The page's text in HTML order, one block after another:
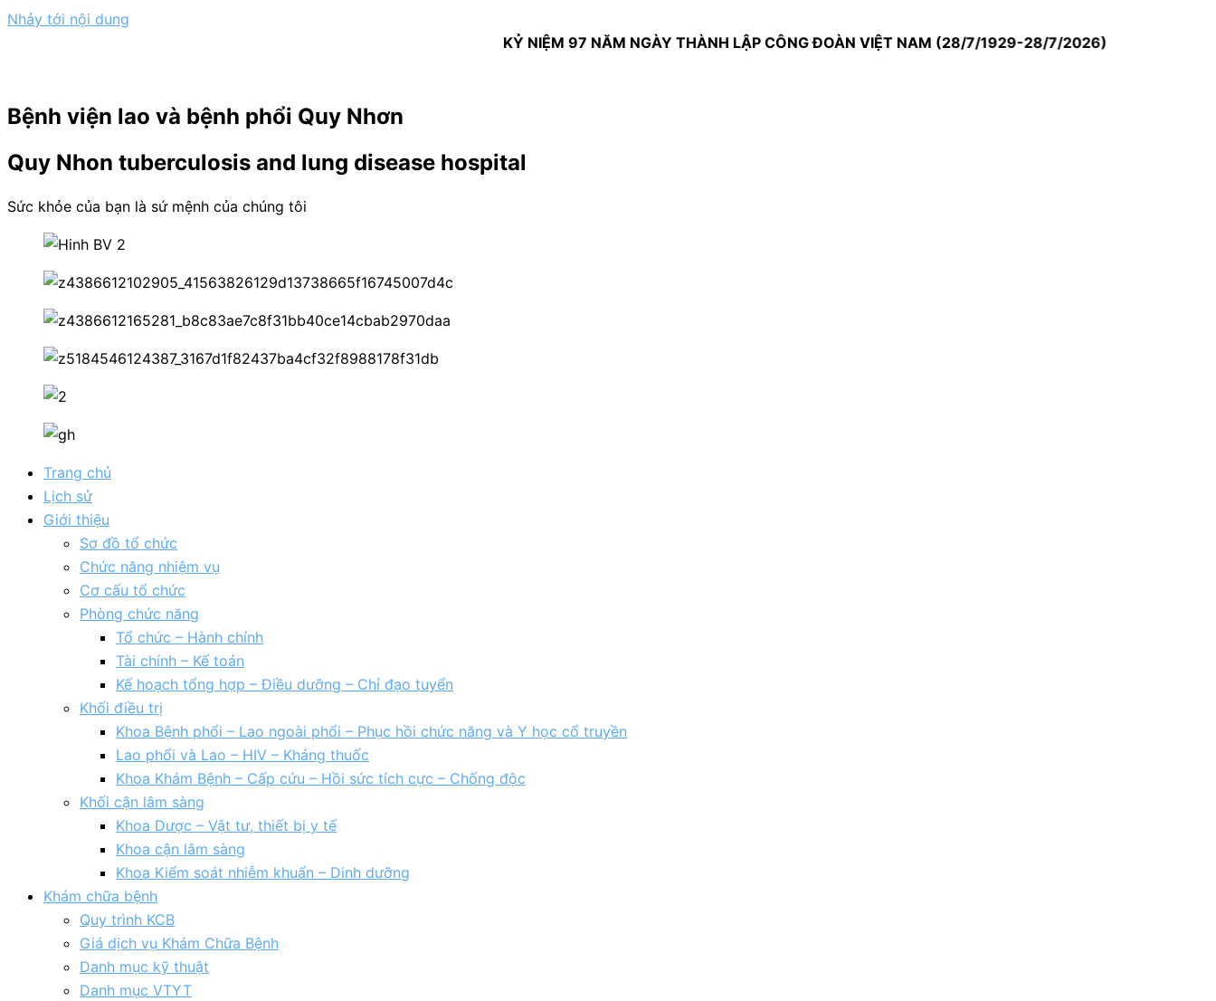
Nhảy tới nội dung
KỶ NIỆM 97 NĂM NGÀY THÀNH LẬP CÔNG ĐOÀN VIỆT NAM (28/7/1929-28/7/2026)
Bệnh viện lao và bệnh phổi Quy Nhơn
Quy Nhon tuberculosis and lung disease hospital
Sức khỏe của bạn là sứ mệnh của chúng tôi
Trang chủ
Lịch sử
Giới thiệu
Sơ đồ tổ chức
Chức năng nhiệm vụ
Cơ cấu tổ chức
Phòng chức năng
Tổ chức – Hành chính
Tài chính – Kế toán
Kế hoạch tổng hợp – Điều dưỡng – Chỉ đạo tuyển
Khối điều trị
Khoa Bệnh phổi – Lao ngoài phổi – Phục hồi chức năng và Y học cổ truyền
Lao phổi và Lao – HIV – Kháng thuốc
Khoa Khám Bệnh – Cấp cứu – Hồi sức tích cực – Chống độc
Khối cận lâm sàng
Khoa Dược – Vật tư, thiết bị y tế
Khoa cận lâm sàng
Khoa Kiểm soát nhiễm khuẩn – Dinh dưỡng
Khám chữa bệnh
Quy trình KCB
Giá dịch vụ Khám Chữa Bệnh
Danh mục kỹ thuật
Danh mục VTYT